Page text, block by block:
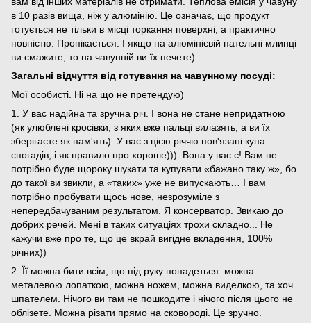
в 10 разів вища, ніж у алюмінію. Це означає, що продукт
готується не тільки в місці торкання поверхні, а практично
повністю. Пропікається. І якщо на алюмінієвій пательні млинці
ви смажите, то на чавунній ви їх печете)
Загальні відчуття від готування на чавунному посуді:
Мої особисті. Ні на що не претендую)
1. У вас надійна та зручна річ. І вона не стане непридатною
(як улюблені кросівки, з яких вже пальці вилазять, а ви їх
зберігаєте як пам'ять). У вас з цією річчю пов'язані купа
спогадів, і як правило про хороше))). Вона у вас є! Вам не
потрібно буде щороку шукати та купувати «бажано таку ж», бо
до такої ви звикли, а «таких» уже не випускають… І вам
потрібно пробувати щось нове, незрозуміле з
непередбачуваним результатом. Я консерватор. Звикаю до
добрих речей. Мені в таких ситуаціях трохи складно... Не
кажучи вже про те, що це вкрай вигідне вкладення, 100%
річних))
2. Її можна бити всім, що під руку попадеться: можна
металевою лопаткою, можна ножем, можна виделкою, та хоч
шпателем. Нічого ви там не пошкодите і нічого після цього не
облізете. Можна різати прямо на сковороді. Це зручно.